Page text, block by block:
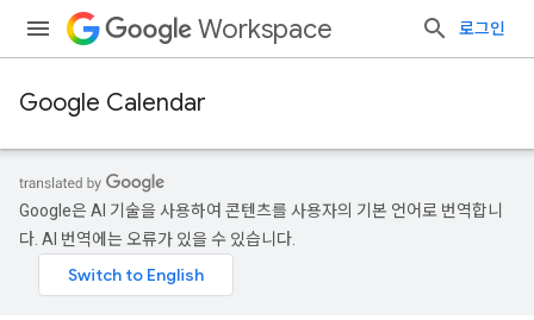
Workspace 로그인
Google Calendar
Google은 AI 기술을 사용하여 콘텐츠를 사용자의 기본 언어로 번역합니
다. AI 번역에는 오류가 있을 수 있습니다.